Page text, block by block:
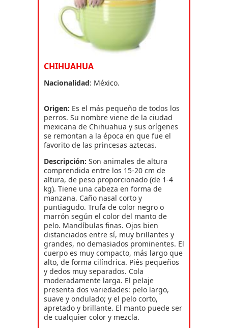
CHIHUAHUA
Nacionalidad: México.
Origen: Es el más pequeño de todos los
perros. Su nombre viene de la ciudad
mexicana de Chihuahua y sus orígenes
se remontan a la época en que fue el
favorito de las princesas aztecas.
Descripción: Son animales de altura
comprendida entre los 15-20 cm de
altura, de peso proporcionado (de 1-4
kg). Tiene una cabeza en forma de
manzana. Caño nasal corto y
puntiagudo. Trufa de color negro o
marrón según el color del manto de
pelo. Mandíbulas finas. Ojos bien
distanciados entre sí, muy brillantes y
grandes, no demasiados prominentes. El
cuerpo es muy compacto, más largo que
alto, de forma cilíndrica. Piés pequeños
y dedos muy separados. Cola
moderadamente larga. El pelaje
presenta dos variedades: pelo largo,
suave y ondulado; y el pelo corto,
apretado y brillante. El manto puede ser
de cualquier color y mezcla.